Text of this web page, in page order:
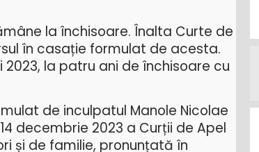
la închisoare. Înalta Curte de
în casație formulat de acesta.
la patru ani de închisoare cu
de inculpatul Manole Nicolae
decembrie 2023 a Curții de Apel
și de familie, pronunțată în